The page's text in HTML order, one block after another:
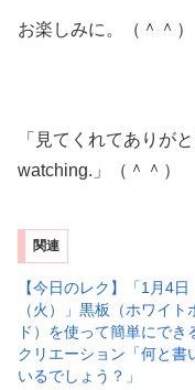
お楽しみに。（＾＾）
「見てくれてありが
watching.」（＾＾）
関連
【今日のレク】「1月4日
（火）」黒板（ホワイト
ド）を使って簡単にでき
クリエーション「何と書
いるでしょう？」